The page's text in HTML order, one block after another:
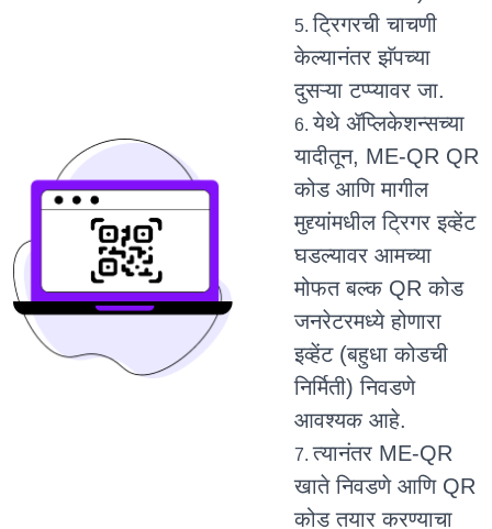
ट्रिगरची चाचणी
केल्यानंतर झॅपच्या
दुसऱ्या टप्प्यावर जा.
येथे ॲप्लिकेशन्सच्या
यादीतून, ME-QR QR
कोड आणि मागील
मुद्द्यांमधील ट्रिगर इव्हेंट
घडल्यावर आमच्या
मोफत बल्क QR कोड
जनरेटरमध्ये होणारा
इव्हेंट (बहुधा कोडची
निर्मिती) निवडणे
आवश्यक आहे.
त्यानंतर ME-QR
खाते निवडणे आणि QR
कोड तयार करण्याचा